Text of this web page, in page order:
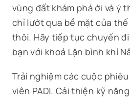
Liên Hệ
vùng đất khám phá ới và ý
chỉ lướt qua bề mặt của
thôi. Hãy tiếp tục chuyến
bạn với khoá Lặn bình khí
Trải nghiệm các cuộc
viên PADI. Cải thiện kỹ